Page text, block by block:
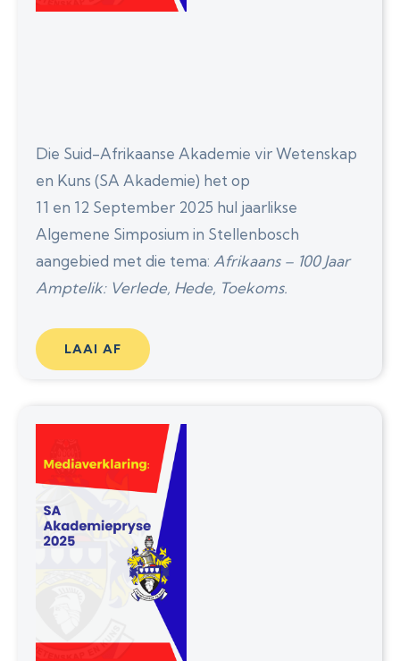
Die Suid-Afrikaanse Akademie vir Wetenskap
en Kuns (SA Akademie) het op
11 en 12 September 2025 hul jaarlikse
Algemene Simposium in Stellenbosch
aangebied met die tema: Afrikaans – 100 Jaar
Amptelik: Verlede, Hede, Toekoms.
LAAI AF